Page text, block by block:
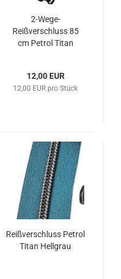
2-Wege-
Reißverschluss 85
cm Petrol Titan
12,00 EUR
12,00 EUR pro Stück
Reißverschluss Petrol
Titan Hellgrau